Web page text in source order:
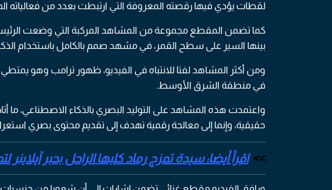
لقطات يؤدي فيها رقصته المعروفة التي ارتبطت بعدد من فعالياته
كما تضمن المقطع مجموعة من المشاهد المركبة التي وضعت
بينها السير على سطح القمر، في مشهد صمم بالكامل باستخدام
ومن أكثر المشاهد لفتا للانتباه في الفيديو، ظهور ترامب وهو
في منطقة الشرق الأوسط.
واعتمدت هذه المشاهد على التوليد البصري بالذكاء الاصطناعي، ما
حقيقية، وإنما إلى معالجة رقمية تهدف إلى تقديم محتوى بصري
اقرأ أيضا: سيدة تمزج رماد كلبها الراحل بحبر